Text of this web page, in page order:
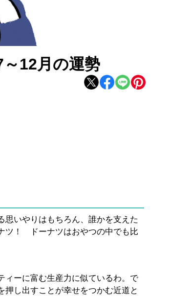
12月の運勢
思いやりはもちろん、誰かを支えた
ツ！ ドーナツはおやつの中でも比
ィーに富む生産力に似ているわ。で
押し出すことが幸せをつかむ近道と